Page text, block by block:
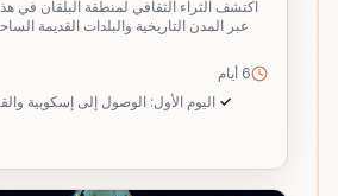
اكتشف الثراء الثقافي لمنطقة البلقان في
عبر المدن التاريخية والبلدات القديمة
6 أيام
✓ اليوم الأول: الوصول إلى إسكوبية